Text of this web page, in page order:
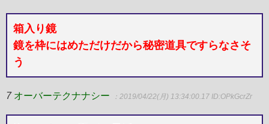
箱入り鏡
鏡を枠にはめただけだから秘密道具ですらなさそ
う
7 オーバーテクナナシー ：2019/04/22(月) 13:34:00.17 ID:OPkGcrZr